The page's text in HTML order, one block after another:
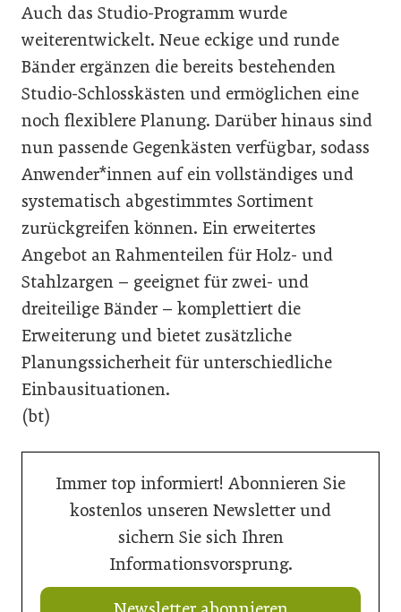
Auch das Studio-Programm wurde
weiterentwickelt. Neue eckige und runde
Bänder ergänzen die bereits bestehenden
Studio-Schlosskästen und ermöglichen eine
noch flexiblere Planung. Darüber hinaus sind
nun passende Gegenkästen verfügbar, sodass
Anwender*innen auf ein vollständiges und
systematisch abgestimmtes Sortiment
zurückgreifen können. Ein erweitertes
Angebot an Rahmenteilen für Holz- und
Stahlzargen – geeignet für zwei- und
dreiteilige Bänder – komplettiert die
Erweiterung und bietet zusätzliche
Planungssicherheit für unterschiedliche
Einbausituationen.
(bt)
Immer top informiert! Abonnieren Sie
kostenlos unseren Newsletter und
sichern Sie sich Ihren
Informationsvorsprung.